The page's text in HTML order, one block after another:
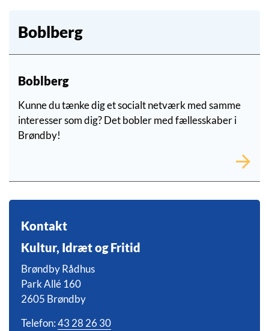
Boblberg
Boblberg
Kunne du tænke dig et socialt netværk med samme
interesser som dig? Det bobler med fællesskaber i
Brøndby!
Kontakt
Kultur, Idræt og Fritid
Brøndby Rådhus
Park Allé 160
2605 Brøndby
Telefon:43 28 26 30